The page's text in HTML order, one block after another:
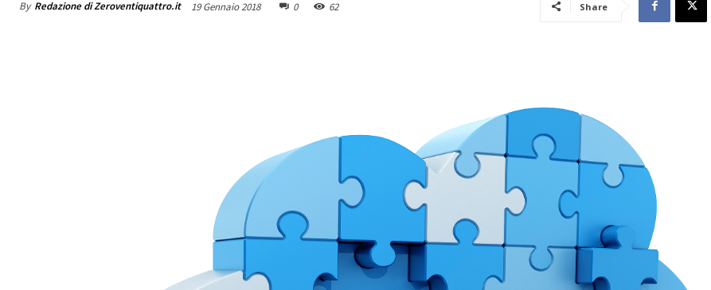
By Redazione di Zeroventiquattro.it 19 Gennaio 2018 0 62 Share